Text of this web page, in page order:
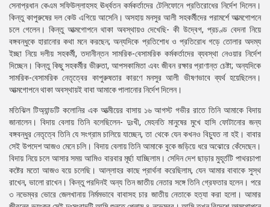
সেনাপ্রধান কেএম সফিউল্লাহসহ ঊর্ধ্বতন কর্মকর্তাদের টেলিফোনে প্রতিরোধের নির্দেশ দিলেন।
কিন্তু কাপুরুষের দল কেউ এগিয়ে আসেনি। অসহায় মনসুর আলী সহকর্মীদের পরামর্শে আত্মগোপনে
চলে গেলেন। কিন্তু আত্মগোপনে থাকা অবস্থায়ও দেখেছি- কী উদ্বেগ, প্রচণ্ড বেদনা নিয়ে
বঙ্গবন্ধুকে হারানোর কথা মনে করছেন; অন্যদিকে প্রতিশোধ ও প্রতিরোধ গড়ে তোলার অদম্য
ইচ্ছা নিয়ে দলীয় সহকর্মী, তদানীন্তন সামরিক-বেসামরিক কর্মকর্তাদের ব্যবস্থা নেওয়ার নির্দেশ
দিচ্ছেন। কিন্তু কিছু সহকর্মীর ভীরুতা, আপসকামিতা এবং জীবন রক্ষার প্রাণান্ত চেষ্টা; অন্যদিকে
সামরিক-বেসামরিক নেতৃত্বের কাপুরুষতার কারণে মনসুর আলী ভীষণভাবে ব্যর্থ হয়েছিলেন।
আত্মগোপনে থাকা অবস্থায়ই বাবা আমাকে পালানোর নির্দেশ দিলেন।
মতিঝিল টিঅ্যান্ডটি কলোনির এক আত্মীয়ের বাসায় ১৬ আগস্ট গভীর রাতে তিনি আমাকে বিদায়
জানালেন। বিদায় বেলায় তিনি বলেছিলেন- দুঃখী, মেহনতি মানুষের মুখে হাসি ফোটানোর জন্য
বঙ্গবন্ধুর নেতৃত্বে তিনি যে সংগ্রাম চালিয়ে যাচ্ছেন, তা থেকে যেন কখনও বিচ্যুত না হই। বাবার
সেই উপদেশ আজও মেনে চলি। বিদায় বেলায় তিনি আমাকে বুকে জড়িয়ে ধরে অঝোরে কেঁদেছেন।
বিদায় নিয়ে চলে আসার সময় আমিও বারবার মূর্ছা যাচ্ছিলাম। সেদিন দেশ ছাড়ার মুহূর্তটি পাথরচাপা
কষ্টের মতো আজও বয়ে চলেছি। আল্লাহর কাছে প্রার্থনা করেছিলাম, যেন আমার বাবাকে সুস্থ
রাখেন, ভালো রাখেন। কিন্তু পরদিনই অন্য তিন জাতীয় নেতার সঙ্গে তিনি গ্রেফতার হলেন। পরে
৩ নভেম্বর ভোরে জেলখানায় নির্মমভাবে বাবাসহ চার জাতীয় নেতাকে হত্যা করা হলো। আমার